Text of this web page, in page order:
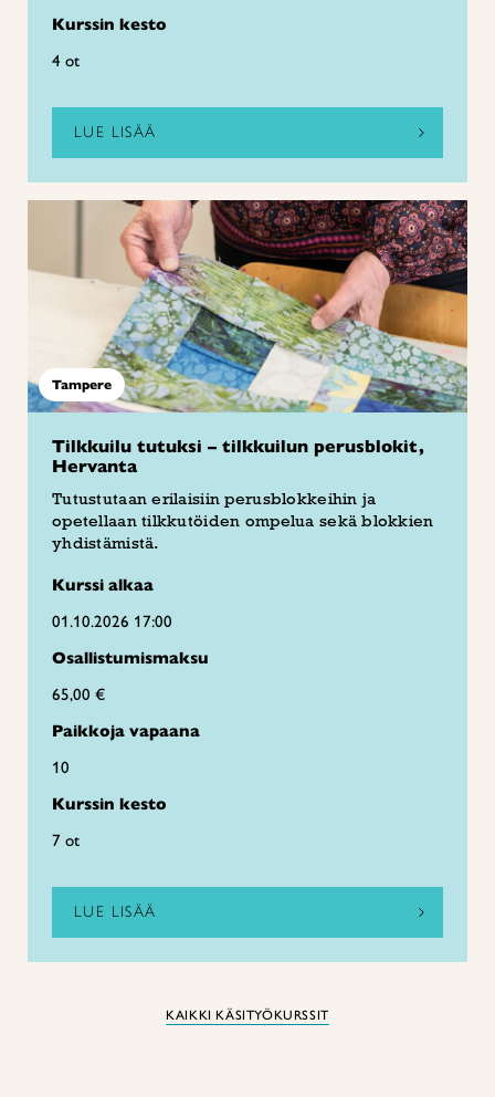
Kurssin kesto
4 ot
LUE LISÄÄ
Tampere
Tilkkuilu tutuksi – tilkkuilun perusblokit,
Hervanta
Tutustutaan erilaisiin perusblokkeihin ja
opetellaan tilkkutöiden ompelua sekä blokkien
yhdistämistä.
Kurssi alkaa
01.10.2026 17:00
Osallistumismaksu
65,00 €
Paikkoja vapaana
10
Kurssin kesto
7 ot
LUE LISÄÄ
KAIKKI KÄSITYÖKURSSIT